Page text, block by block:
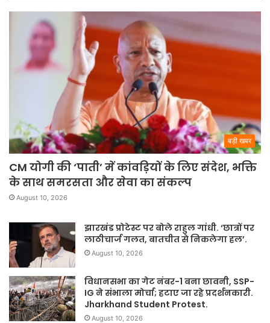
बड़ी खबर
CM योगी की ‘पाती’ में कांवड़ियों के लिए संदेश, भक्ति
के साथ समरसता और सेवा का संकल्प
August 10, 2026
झारखंड प्रोटेस्ट पर बोले राहुल गांधी. ‘छात्रों पर
लाठीचार्ज गलत, बातचीत से निकलेगा हल’.
August 10, 2026
विधानसभा का गेट नंबर-1 बना छावनी, SSP-
IG ने संभाला मोर्चा; हटाए जा रहे प्रदर्शनकारी.
Jharkhand Student Protest.
August 10, 2026